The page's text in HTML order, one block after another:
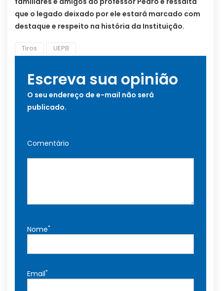
que o legado deixado por ele estará marcado com
destaque e respeito na história da Instituição.
Tiros UEPB
Escreva sua opinião
O seu endereço de e-mail não será
publicado.
Comentário
Nome*
Email*